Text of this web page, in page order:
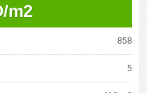
m2
858
5